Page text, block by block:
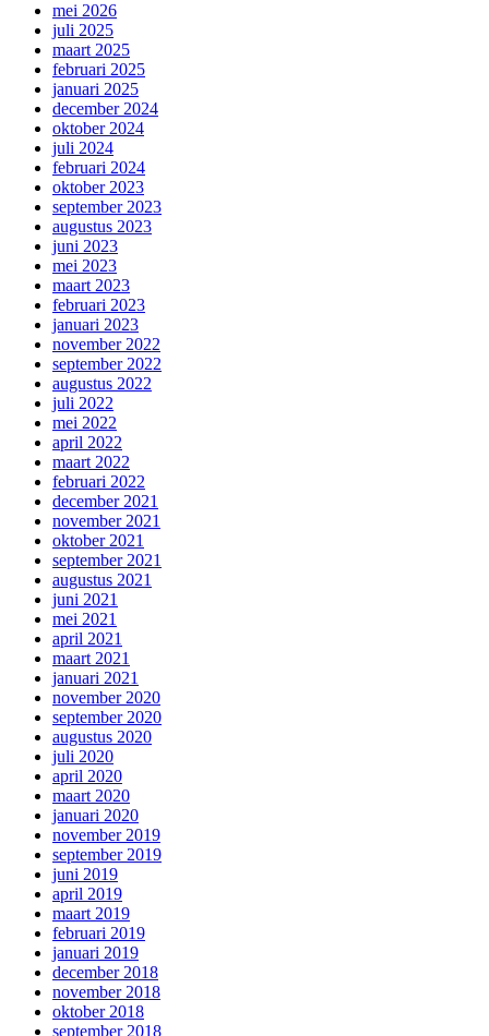
mei 2026
juli 2025
maart 2025
februari 2025
januari 2025
december 2024
oktober 2024
juli 2024
februari 2024
oktober 2023
september 2023
augustus 2023
juni 2023
mei 2023
maart 2023
februari 2023
januari 2023
november 2022
september 2022
augustus 2022
juli 2022
mei 2022
april 2022
maart 2022
februari 2022
december 2021
november 2021
oktober 2021
september 2021
augustus 2021
juni 2021
mei 2021
april 2021
maart 2021
januari 2021
november 2020
september 2020
augustus 2020
juli 2020
april 2020
maart 2020
januari 2020
november 2019
september 2019
juni 2019
april 2019
maart 2019
februari 2019
januari 2019
december 2018
november 2018
oktober 2018
september 2018